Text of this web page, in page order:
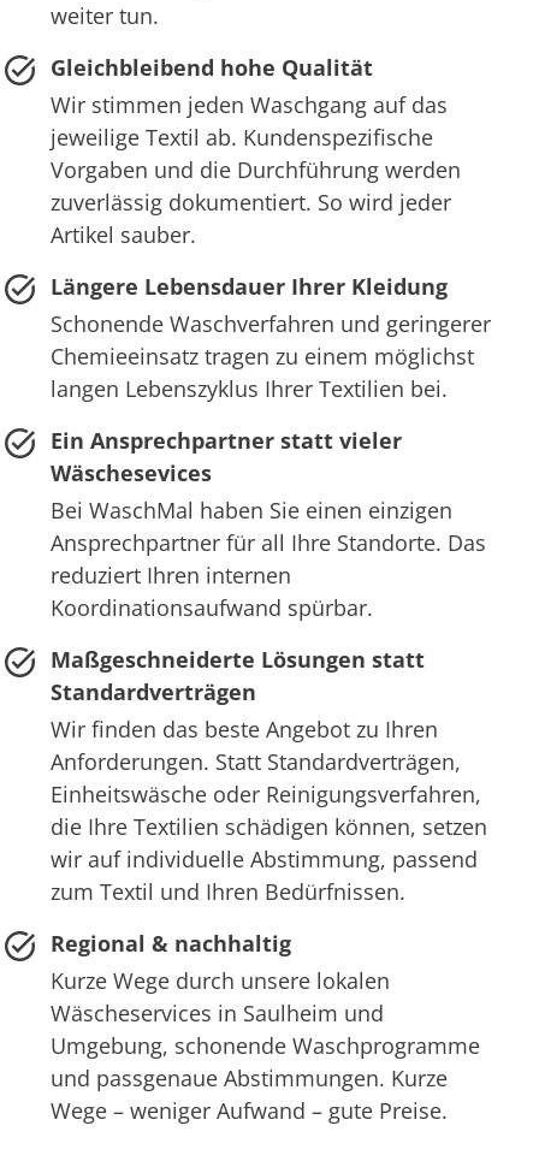
weiter tun.
Gleichbleibend hohe Qualität
Wir stimmen jeden Waschgang auf das
jeweilige Textil ab. Kundenspezifische
Vorgaben und die Durchführung werden
zuverlässig dokumentiert. So wird jeder
Artikel sauber.
Längere Lebensdauer Ihrer Kleidung
Schonende Waschverfahren und geringerer
Chemieeinsatz tragen zu einem möglichst
langen Lebenszyklus Ihrer Textilien bei.
Ein Ansprechpartner statt vieler
Wäschesevices
Bei WaschMal haben Sie einen einzigen
Ansprechpartner für all Ihre Standorte. Das
reduziert Ihren internen
Koordinationsaufwand spürbar.
Maßgeschneiderte Lösungen statt
Standardverträgen
Wir finden das beste Angebot zu Ihren
Anforderungen. Statt Standardverträgen,
Einheitswäsche oder Reinigungsverfahren,
die Ihre Textilien schädigen können, setzen
wir auf individuelle Abstimmung, passend
zum Textil und Ihren Bedürfnissen.
Regional & nachhaltig
Kurze Wege durch unsere lokalen
Wäscheservices in Saulheim und
Umgebung, schonende Waschprogramme
und passgenaue Abstimmungen. Kurze
Wege – weniger Aufwand – gute Preise.